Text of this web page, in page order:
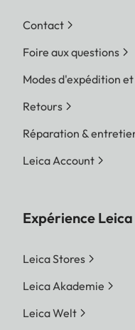
Contact
Foire aux questions
Modes d'expédition
Retours
Réparation &
Leica Account
Expérience Leica
Leica Stores
Leica Akademie
Leica Welt